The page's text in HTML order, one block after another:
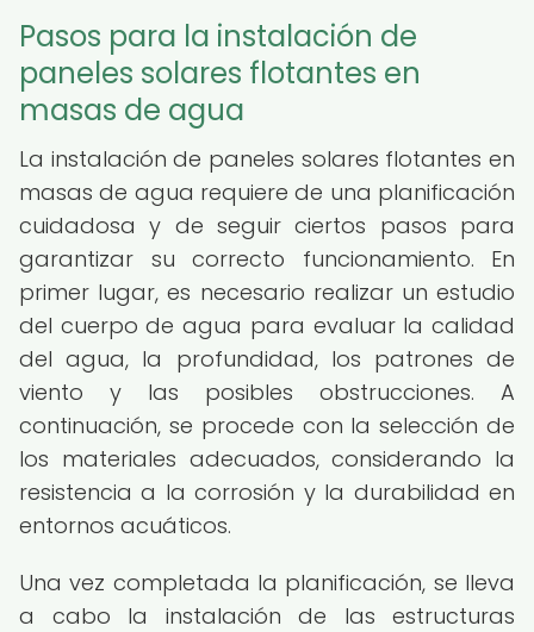
Pasos para la instalación de
paneles solares flotantes en
masas de agua
La instalación de paneles solares flotantes en
masas de agua requiere de una planificación
cuidadosa y de seguir ciertos pasos para
garantizar su correcto funcionamiento. En
primer lugar, es necesario realizar un estudio
del cuerpo de agua para evaluar la calidad
del agua, la profundidad, los patrones de
viento y las posibles obstrucciones. A
continuación, se procede con la selección de
los materiales adecuados, considerando la
resistencia a la corrosión y la durabilidad en
entornos acuáticos.
Una vez completada la planificación, se lleva
a cabo la instalación de las estructuras